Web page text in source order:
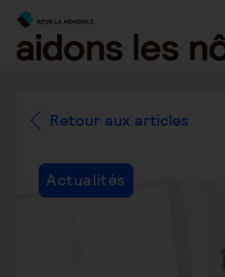
Skip
content
Retour aux articles
Actualités